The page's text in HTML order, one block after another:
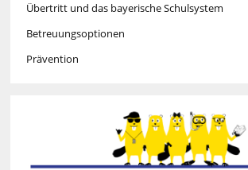
Übertritt und das bayerische Schulsystem
Betreuungsoptionen
Prävention